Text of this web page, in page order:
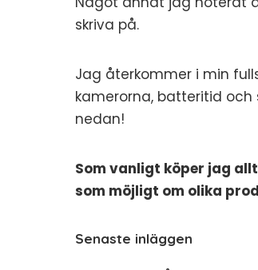
skriva på.
Jag återkommer i min
kamerorna, batteritid
nedan!
Som vanligt köper jag
som möjligt om olika
Senaste inläggen